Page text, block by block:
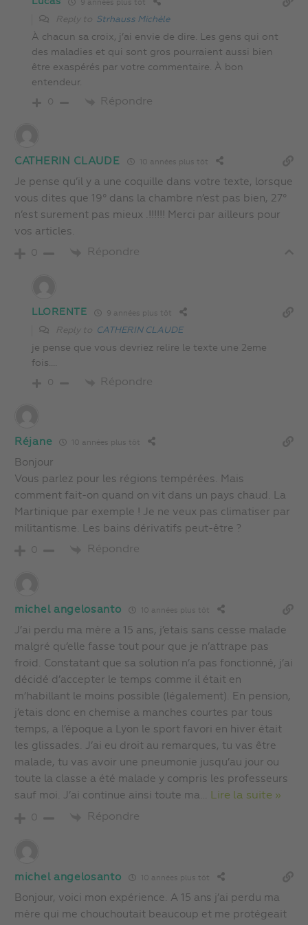
9 années plus tôt
Reply to Strhauss Michèle
À chacun sa croix, j’ai envie de dire. Les gens qui ont
des maladies et qui sont gros pourraient aussi bien
être exaspérés par votre commentaire. À bon
entendeur.
0 Répondre
CATHERIN CLAUDE 10 années plus tôt
Je pense qu’il y a une coquille dans votre texte, lorsque
vous dites que 19° dans la chambre n’est pas bien, 27°
n’est surement pas mieux .!!!!!! Merci par ailleurs pour
vos articles.
0 Répondre
LLORENTE 9 années plus tôt
Reply to CATHERIN CLAUDE
je pense que vous devriez relire le texte une 2eme
fois….
0 Répondre
Réjane 10 années plus tôt
Bonjour
Vous parlez pour les régions tempérées. Mais
comment fait-on quand on vit dans un pays chaud. La
Martinique par exemple ! Je ne veux pas climatiser par
militantisme. Les bains dérivatifs peut-être ?
0 Répondre
michel angelosanto 10 années plus tôt
J’ai perdu ma mère a 15 ans, j’etais sans cesse malade
malgré qu’elle fasse tout pour que je n’attrape pas
froid. Constatant que sa solution n’a pas fonctionné, j’ai
décidé d’accepter le temps comme il était en
m’habillant le moins possible (légalement). En pension,
j’etais donc en chemise a manches courtes par tous
temps, a l’époque a Lyon le sport favori en hiver était
les glissades. J’ai eu droit au remarques, tu vas être
malade, tu vas avoir une pneumonie jusqu’au jour ou
toute la classe a été malade y compris les professeurs
sauf moi. J’ai continue ainsi toute ma… Lire la suite »
0 Répondre
michel angelosanto 10 années plus tôt
Bonjour, voici mon expérience. A 15 ans j’ai perdu ma
mère qui me chouchoutait beaucoup et me protégeait